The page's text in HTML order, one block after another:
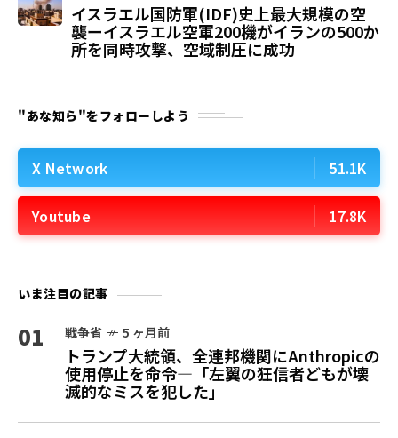
イスラエル国防軍(IDF)史上最大規模の空
襲ーイスラエル空軍200機がイランの500か
所を同時攻撃、空域制圧に成功
"あな知ら"をフォローしよう
X Network 51.1K
Youtube 17.8K
いま注目の記事
01 戦争省 5 ヶ月前
トランプ大統領、全連邦機関にAnthropicの
使用停止を命令—「左翼の狂信者どもが壊
滅的なミスを犯した」